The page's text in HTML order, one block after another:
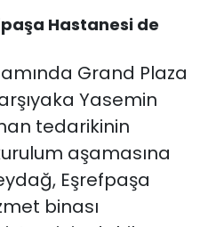
Hastanesi de
Grand Plaza
Yasemin
tedarikinin
aşamasına
Eşrefpaşa
binası